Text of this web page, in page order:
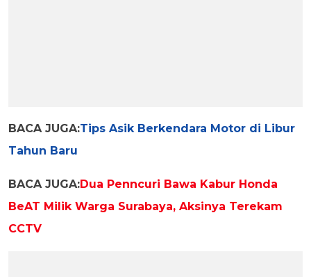
BACA JUGA:Tips Asik Berkendara Motor di Libur
Tahun Baru
BACA JUGA:Dua Penncuri Bawa Kabur Honda
BeAT Milik Warga Surabaya, Aksinya Terekam
CCTV